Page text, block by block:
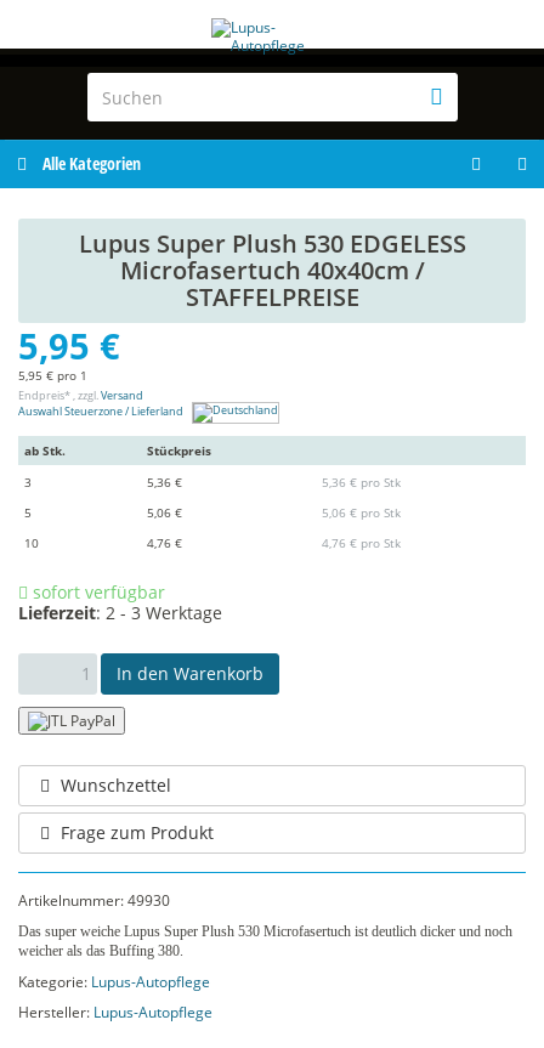
Alle Kategorien
Lupus Super Plush 530 EDGELESS
Microfasertuch 40x40cm /
STAFFELPREISE
5,95 €
5,95 € pro 1
Endpreis* , zzgl.Versand
Auswahl Steuerzone / Lieferland
ab Stk.
Stückpreis
3
5,36 €
5,36 € pro Stk
5
5,06 €
5,06 € pro Stk
10
4,76 € 4,76 € pro Stk
sofort verfügbar
Lieferzeit: 2 - 3 Werktage
In den Warenkorb
Wunschzettel
Frage zum Produkt
Artikelnummer:49930
Das super weiche Lupus Super Plush 530 Microfasertuch ist deutlich dicker und noch
weicher als das Buffing 380.
Kategorie: Lupus-Autopflege
Hersteller: Lupus-Autopflege